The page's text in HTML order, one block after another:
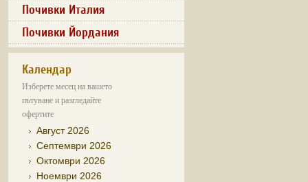
Почивки Италия
Почивки Йордания
Календар
Изберете месец на вашето
пътуване и разгледайте
офертите
Август 2026
Септември 2026
Октомври 2026
Ноември 2026